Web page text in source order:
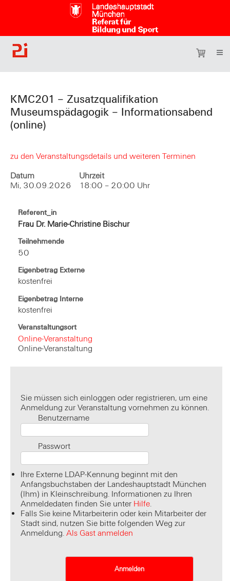
KMC201 – Zusatzqualifikation
Museumspädagogik – Informationsabend
(online)
zu den Veranstaltungsdetails und weiteren Terminen
Datum
Uhrzeit
Mi, 30.09.2026
18:00 – 20:00 Uhr
Referent_in
Frau Dr. Marie-Christine Bischur
Teilnehmende
50
Eigenbetrag Externe
kostenfrei
Eigenbetrag Interne
kostenfrei
Veranstaltungsort
Online-Veranstaltung
Online-Veranstaltung
Sie müssen sich einloggen oder registrieren, um eine
Anmeldung zur Veranstaltung vornehmen zu können.
Benutzername
Passwort
Ihre Externe LDAP-Kennung beginnt mit den
Anfangsbuchstaben der Landeshauptstadt München
(lhm) in Kleinschreibung. Informationen zu Ihren
Anmeldedaten finden Sie unter Hilfe.
Falls Sie keine Mitarbeiterin oder kein Mitarbeiter der
Stadt sind, nutzen Sie bitte folgenden Weg zur
Anmeldung. Als Gast anmelden